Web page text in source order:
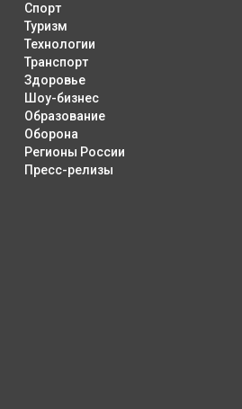
Спорт
Туризм
Технологии
Транспорт
Здоровье
Шоу-бизнес
Образование
Оборона
Регионы России
Пресс-релизы